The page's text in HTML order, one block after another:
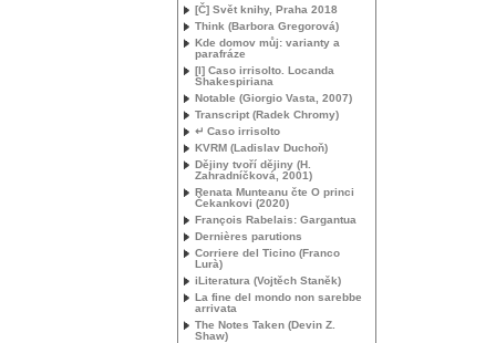
[Č] Svět knihy, Praha 2018
Think (Barbora Gregorová)
Kde domov můj: varianty a
parafráze
[I] Caso irrisolto. Locanda
Shakespiriana
Notable (Giorgio Vasta, 2007)
Transcript (Radek Chromy)
↵ Caso irrisolto
KVRM (Ladislav Duchoň)
Dějiny tvoří dějiny (H.
Zahradníčková, 2001)
Renata Munteanu čte O princi
Čekankovi (2020)
François Rabelais: Gargantua
Dernières parutions
Corriere del Ticino (Franco
Lurà)
iLiteratura (Vojtěch Staněk)
La fine del mondo non sarebbe
arrivata
The Notes Taken (Devin Z.
Shaw)